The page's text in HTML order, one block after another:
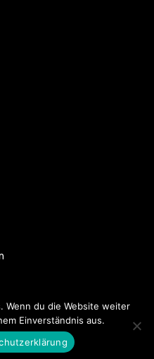
| All rights reserved.
Wenn du die Website weiter
Einverständnis aus.